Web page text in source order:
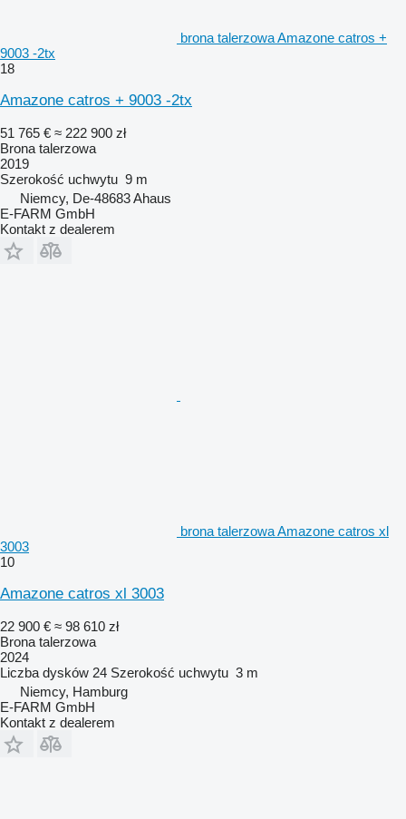
brona talerzowa Amazone catros +
9003 -2tx
18
Amazone catros + 9003 -2tx
51 765 € ≈ 222 900 zł
Brona talerzowa
2019
Szerokość uchwytu 9 m
Niemcy, De-48683 Ahaus
E-FARM GmbH
Kontakt z dealerem
brona talerzowa Amazone catros xl
3003
10
Amazone catros xl 3003
22 900 € ≈ 98 610 zł
Brona talerzowa
2024
Liczba dysków 24 Szerokość uchwytu 3 m
Niemcy, Hamburg
E-FARM GmbH
Kontakt z dealerem